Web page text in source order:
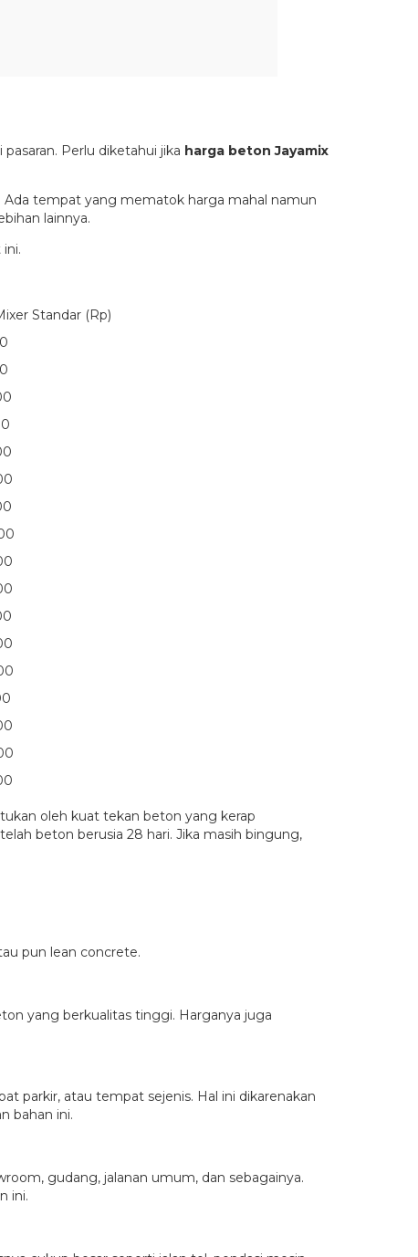
Perlu diketahui jika harga beton Jayamix
Ada tempat yang mematok harga mahal namun
lainnya.
Standar (Rp)
oleh kuat tekan beton yang kerap
beton berusia 28 hari. Jika masih bingung,
pun lean concrete.
yang berkualitas tinggi. Harganya juga
parkir, atau tempat sejenis. Hal ini dikarenakan
bahan ini.
gudang, jalanan umum, dan sebagainya.
ini.